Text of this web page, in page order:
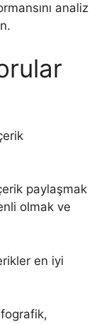
analiz
paylaşmak
olmak ve
en iyi